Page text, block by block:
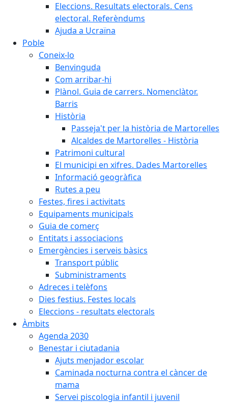
Eleccions. Resultats electorals. Cens
electoral. Referèndums
Ajuda a Ucraïna
Poble
Coneix-lo
Benvinguda
Com arribar-hi
Plànol. Guia de carrers. Nomenclàtor.
Barris
Història
Passeja't per la història de Martorelles
Alcaldes de Martorelles - Història
Patrimoni cultural
El municipi en xifres. Dades Martorelles
Informació geogràfica
Rutes a peu
Festes, fires i activitats
Equipaments municipals
Guia de comerç
Entitats i associacions
Emergències i serveis bàsics
Transport públic
Subministraments
Adreces i telèfons
Dies festius. Festes locals
Eleccions - resultats electorals
Àmbits
Agenda 2030
Benestar i ciutadania
Ajuts menjador escolar
Caminada nocturna contra el càncer de
mama
Servei piscologia infantil i juvenil